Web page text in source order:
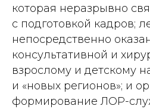
которая неразрывно
с подготовкой кадров;
непосредственно
консультативной и
взрослому и детскому
и «новых регионов»; и
формирование ЛОР-